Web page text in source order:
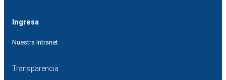
Ingresa
Nuestra Intranet
Transparencia